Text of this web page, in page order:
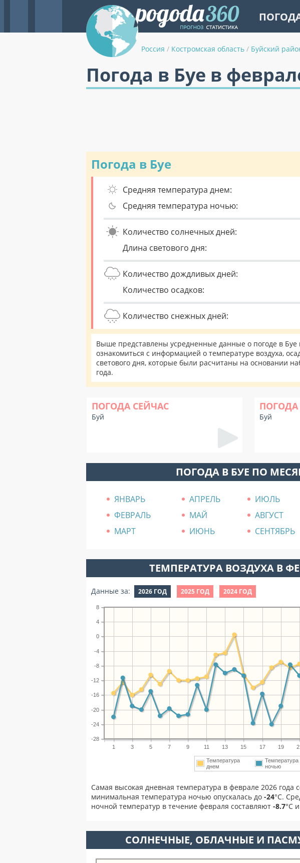
Россия / Костромская область / Буйский
Погода в Буе в
Погода в Буе
Средняя температура днем:
Средняя температура ночью:
Количество солнечных дней:
Длина светового дня:
Количество дождливых дней:
Количество осадков:
Количество снежных дней:
Выше представлены усредненные данные о погоде в
ознакомиться с информацией о температуре воздуха,
светового дня, которые были расчитаны на основании
года.
ПОГОДА СЕЙЧАС
Буй
ПОГОДА
Буй
ПОГОДА В БУЕ ПО
ЯНВАРЬ АПРЕЛЬ ИЮЛЬ
ФЕВРАЛЬ
МАЙ АВГУСТ
МАРТ
ИЮНЬ СЕНТЯБРЬ
ТЕМПЕРАТУРА ВОЗДУХА В
Данные за: 2026 ГОД 2025 ГОД 2024 ГОД
1 3 5 7 9 11 13 15 17 19
-28
-24
-20
-16
-12
-8
-4
0
4
8
Температура
днем
Температура
ночью
Самая высокая дневная температура в феврале 2026 года
минимальная температура ночью опускалась до -24°C.
ночной температур в течение февраля составляют -8.7°С и
CОЛНЕЧНЫЕ, ОБЛАЧНЫЕ И